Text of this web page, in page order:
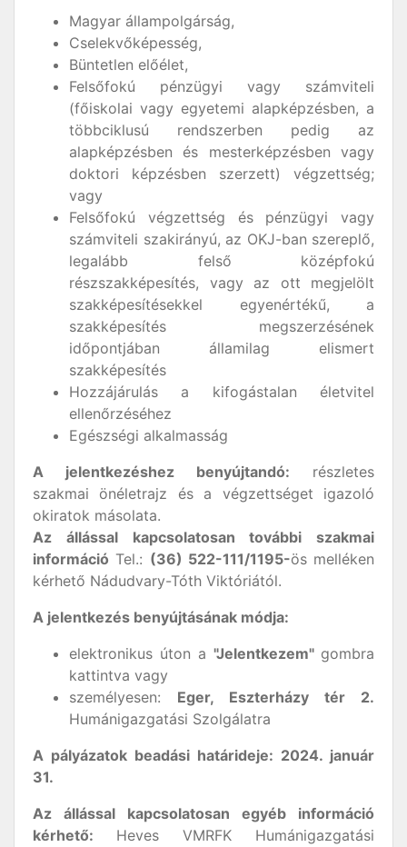
Magyar állampolgárság,
Cselekvőképesség,
Büntetlen előélet,
Felsőfokú pénzügyi vagy számviteli
(főiskolai vagy egyetemi alapképzésben, a
többciklusú rendszerben pedig az
alapképzésben és mesterképzésben vagy
doktori képzésben szerzett) végzettség;
vagy
Felsőfokú végzettség és pénzügyi vagy
számviteli szakirányú, az OKJ-ban szereplő,
legalább felső középfokú
részszakképesítés, vagy az ott megjelölt
szakképesítésekkel egyenértékű, a
szakképesítés megszerzésének
időpontjában államilag elismert
szakképesítés
Hozzájárulás a kifogástalan életvitel
ellenőrzéséhez
Egészségi alkalmasság
A jelentkezéshez benyújtandó: részletes
szakmai önéletrajz és a végzettséget igazoló
okiratok másolata.
Az állással kapcsolatosan további szakmai
információ Tel.: (36) 522-111/1195-ös melléken
kérhető Nádudvary-Tóth Viktóriától.
A jelentkezés benyújtásának módja:
elektronikus úton a "Jelentkezem" gombra
kattintva vagy
személyesen: Eger, Eszterházy tér 2.
Humánigazgatási Szolgálatra
A pályázatok beadási határideje: 2024. január
31.
Az állással kapcsolatosan egyéb információ
kérhető: Heves VMRFK Humánigazgatási